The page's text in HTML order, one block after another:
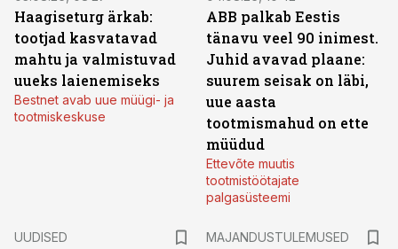
Haagiseturg ärkab:
tootjad kasvatavad
mahtu ja valmistuvad
uueks laienemiseks
Bestnet avab uue müügi- ja
tootmiskeskuse
ABB palkab Eestis
tänavu veel 90 inimest.
Juhid avavad plaane:
suurem seisak on läbi,
uue aasta
tootmismahud on ette
müüdud
Ettevõte muutis
tootmistöötajate
palgasüsteemi
UUDISED
MAJANDUSTULEMUSED